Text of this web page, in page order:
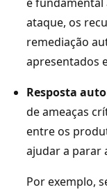
ataque, os
remediação
apresentados
Resposta
de ameaças
entre os
ajudar a parar
Por exemplo,